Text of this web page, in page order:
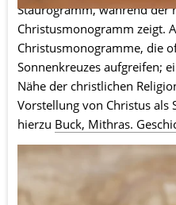
Staurogramm, während der
Christusmonogramm zeigt.
Christusmonogramme, die
Sonnenkreuzes aufgreifen;
Nähe der christlichen
Vorstellung von Christus als
hierzu Buck, Mithras.
Die Inschrift auf dem
REQUIESCIT IN PACE
(sic!)Der Sarkophag befindet